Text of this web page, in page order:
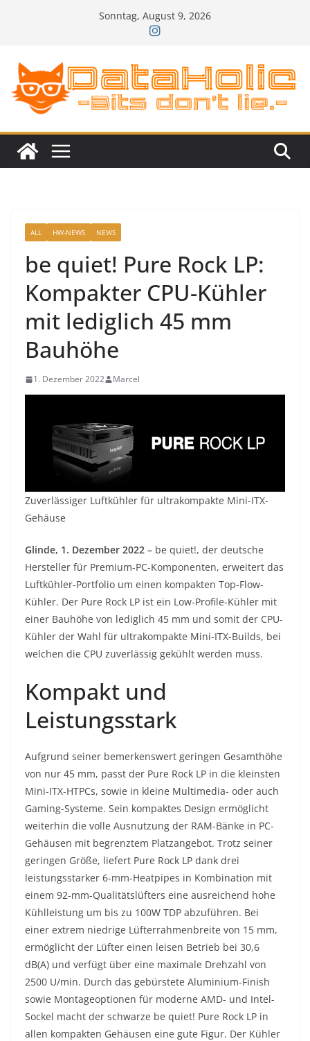
Sonntag, August 9, 2026
ALL HW-NEWS NEWS
be quiet! Pure Rock LP:
Kompakter CPU-Kühler
mit lediglich 45 mm
Bauhöhe
1. Dezember 2022 Marcel
Zuverlässiger Luftkühler für ultrakompakte Mini-ITX-
Gehäuse
Glinde, 1. Dezember 2022 – be quiet!, der deutsche
Hersteller für Premium-PC-Komponenten, erweitert das
Luftkühler-Portfolio um einen kompakten Top-Flow-
Kühler. Der Pure Rock LP ist ein Low-Profile-Kühler mit
einer Bauhöhe von lediglich 45 mm und somit der CPU-
Kühler der Wahl für ultrakompakte Mini-ITX-Builds, bei
welchen die CPU zuverlässig gekühlt werden muss.
Kompakt und
Leistungsstark
Aufgrund seiner bemerkenswert geringen Gesamthöhe
von nur 45 mm, passt der Pure Rock LP in die kleinsten
Mini-ITX-HTPCs, sowie in kleine Multimedia- oder auch
Gaming-Systeme. Sein kompaktes Design ermöglicht
weiterhin die volle Ausnutzung der RAM-Bänke in PC-
Gehäusen mit begrenztem Platzangebot. Trotz seiner
geringen Größe, liefert Pure Rock LP dank drei
leistungsstarker 6-mm-Heatpipes in Kombination mit
einem 92-mm-Qualitätslüfters eine ausreichend hohe
Kühlleistung um bis zu 100W TDP abzuführen. Bei
einer extrem niedrige Lüfterrahmenbreite von 15 mm,
ermöglicht der Lüfter einen leisen Betrieb bei 30,6
dB(A) und verfügt über eine maximale Drehzahl von
2500 U/min. Durch das gebürstete Aluminium-Finish
sowie Montageoptionen für moderne AMD- und Intel-
Sockel macht der schwarze be quiet! Pure Rock LP in
allen kompakten Gehäusen eine gute Figur. Der Kühler